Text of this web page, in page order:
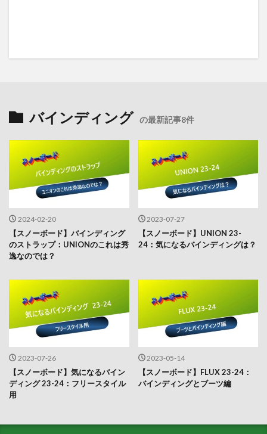
バインディング の最新記事8件
2024-02-20
【スノーボード】バインディング
のストラップ：UNIONのこれは秀
逸なのでは？
2023-07-27
【スノーボード】UNION 23-
24：気になるバインディングは？
2023-07-26
【スノーボード】気になるバイン
ディング 23-24：フリースタイル
用
2023-05-14
【スノーボード】FLUX 23-24：
バインディングとブーツ編